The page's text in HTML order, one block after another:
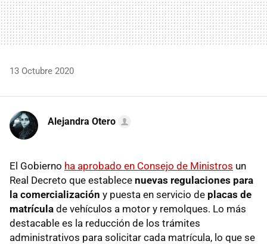
13 Octubre 2020
Alejandra Otero
El Gobierno ha aprobado en Consejo de Ministros un
Real Decreto que establece nuevas regulaciones para
la comercialización y puesta en servicio de placas de
matrícula de vehículos a motor y remolques. Lo más
destacable es la reducción de los trámites
administrativos para solicitar cada matrícula, lo que se